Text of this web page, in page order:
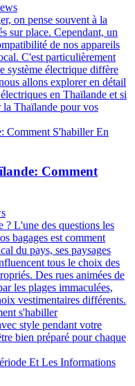
on pense souvent à la
sur place. Cependant, un
de nos appareils
C'est particulièrement
système électrique diffère
allons explorer en détail
en Thaïlande et si
la Thaïlande pour vos
Comment
? L'une des questions les
bagages est comment
du pays, ses paysages
tous le choix des
Des rues animées de
les plages immaculées,
vestimentaires différents.
s'habiller
style pendant votre
bien préparé pour chaque